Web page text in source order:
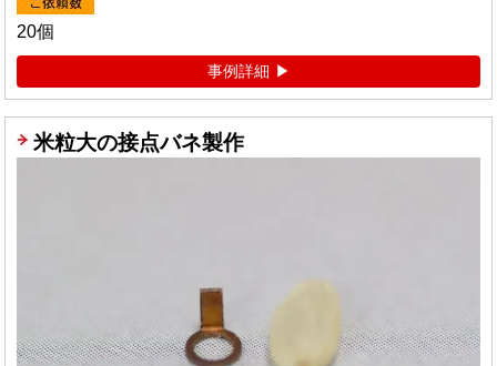
20個
事例詳細
米粒大の接点バネ製作